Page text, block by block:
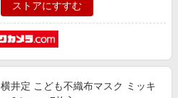
ストアにすすむ
横井定 こども不織布マスク ミッキ